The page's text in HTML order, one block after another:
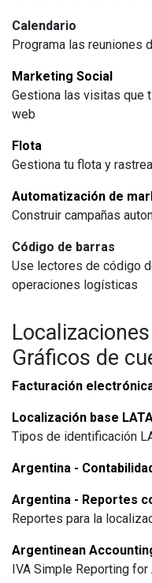
Calendario
Programa las reuniones
Marketing Social
Gestiona las visitas que
web
Flota
Gestiona tu flota y
Automatización de
Construir campañas
Código de barras
Use lectores de código
operaciones logísticas
Gráficos de
Facturación
Localización base
Tipos de identificación
Argentina -
Argentina - Reportes
Reportes para la
Argentinean
IVA Simple Reporting